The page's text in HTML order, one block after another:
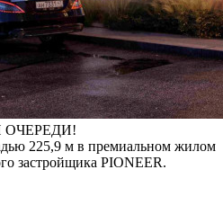
225,9 м в премиальном жилом
застройщика PIONEER.